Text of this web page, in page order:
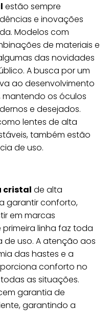
estão sempre
e inovações
Modelos com
de materiais e
das novidades
A busca por um
ao desenvolvimento
os óculos
e desejados.
lentes de alta
também estão
de uso.
cristal de alta
garantir conforto,
em marcas
linha faz toda
de uso. A atenção aos
das hastes e a
conforto no
as situações.
garantia de
garantindo a